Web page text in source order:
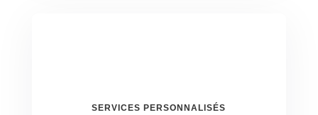
SERVICES PERSONNALISÉS